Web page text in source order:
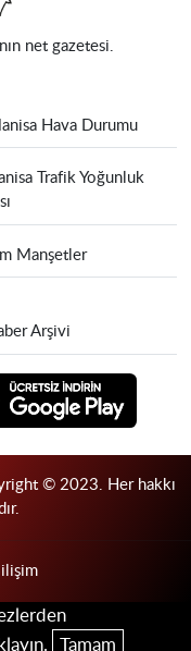
net gazetesi.
Hava Durumu
Trafik Yoğunluk
Manşetler
Arşivi
© 2023. Her hakkı
Tamam